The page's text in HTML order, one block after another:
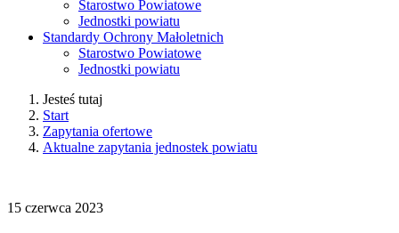
Starostwo Powiatowe
Jednostki powiatu
Standardy Ochrony Małoletnich
Starostwo Powiatowe
Jednostki powiatu
Jesteś tutaj
Start
Zapytania ofertowe
Aktualne zapytania jednostek powiatu
15 czerwca 2023